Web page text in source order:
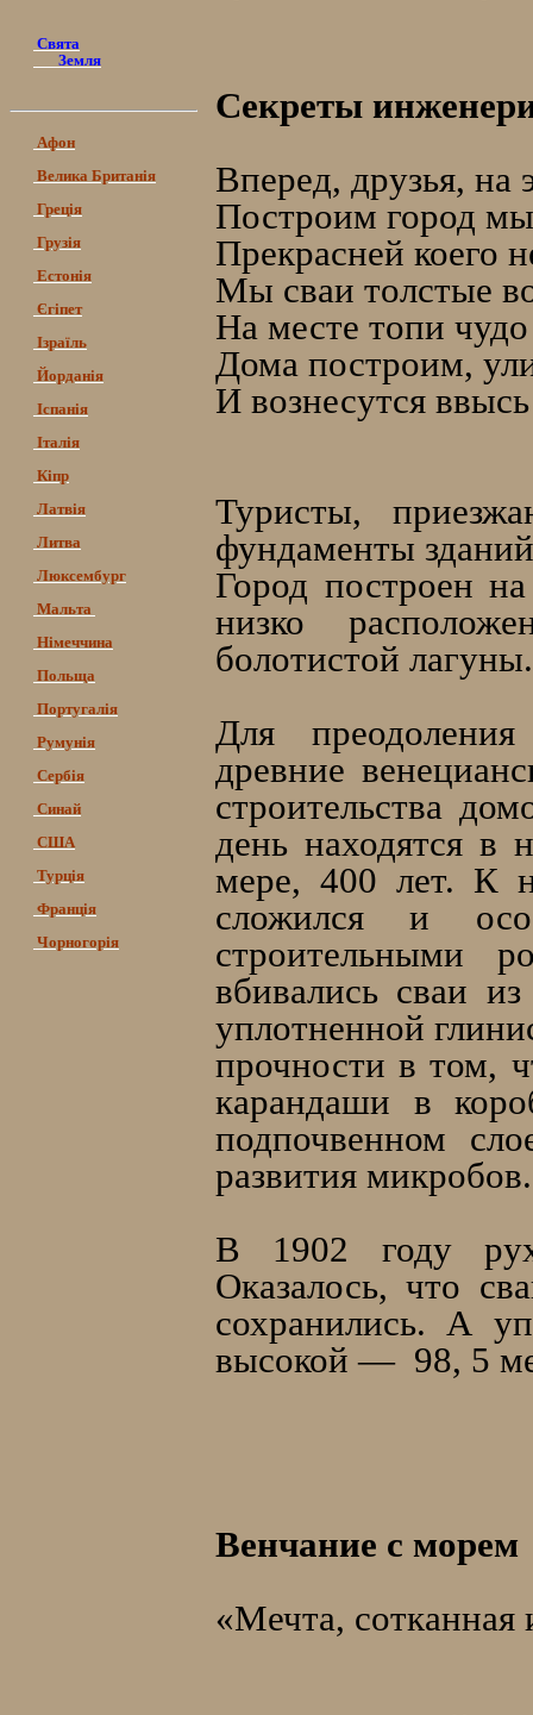
Свята
Земля
Афон
Велика Британія
Греція
Грузія
Естонія
Єгіпет
Ізраїль
Йорданія
Іспанія
Італія
Кіпр
Латвія
Литва
Люксембург
Мальта
Німеччина
Польща
Португалія
Румунія
Сербія
Синай
США
Турція
Франція
Чорногорія
Секреты
Вперед, друзья, на
Построим город
Прекрасней коего
Мы сваи толстые
На месте топи
Дома построим,
И вознесутся
Туристы,
фундаменты
Город построен
низко
болотистой лагуны.
Для
древние
строительства
день находятся в
мере, 400 лет. К
сложился и
строительными
вбивались сваи
уплотненной
прочности в том,
карандаши в
подпочвенном
развития микробов.
В 1902 году
Оказалось, что
сохранились. А
высокой — 98, 5
Венчание с морем
«Мечта, сотканная